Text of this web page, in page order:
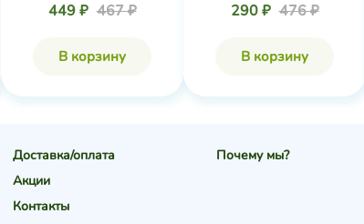
449 ₽ 467 ₽
В корзину
290 ₽ 476 ₽
В корзину
Доставка/оплата
Акции
Контакты
Почему мы?